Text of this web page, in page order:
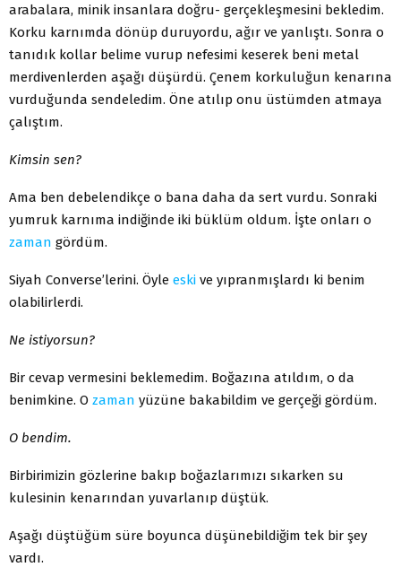
arabalara, minik insanlara doğru- gerçekleşmesini bekledim.
Korku karnımda dönüp duruyordu, ağır ve yanlıştı. Sonra o
tanıdık kollar belime vurup nefesimi keserek beni metal
merdivenlerden aşağı düşürdü. Çenem korkuluğun kenarına
vurduğunda sendeledim. Öne atılıp onu üstümden atmaya
çalıştım.
Kimsin sen?
Ama ben debelendikçe o bana daha da sert vurdu. Sonraki
yumruk karnıma indiğinde iki büklüm oldum. İşte onları o
zaman gördüm.
Siyah Converse’lerini. Öyle eski ve yıpranmışlardı ki benim
olabilirlerdi.
Ne istiyorsun?
Bir cevap vermesini beklemedim. Boğazına atıldım, o da
benimkine. O zaman yüzüne bakabildim ve gerçeği gördüm.
O bendim.
Birbirimizin gözlerine bakıp boğazlarımızı sıkarken su
kulesinin kenarından yuvarlanıp düştük.
Aşağı düştüğüm süre boyunca düşünebildiğim tek bir şey
vardı.